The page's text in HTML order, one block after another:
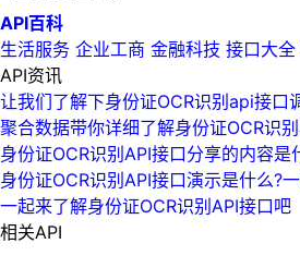
API百科
生活服务 企业工商 金融科技 接口大全
API资讯
让我们了解下身份证OCR识别api接口
聚合数据带你详细了解身份证OCR识
身份证OCR识别API接口分享的内容是
身份证OCR识别API接口演示是什么?
一起来了解身份证OCR识别API接口吧
相关API